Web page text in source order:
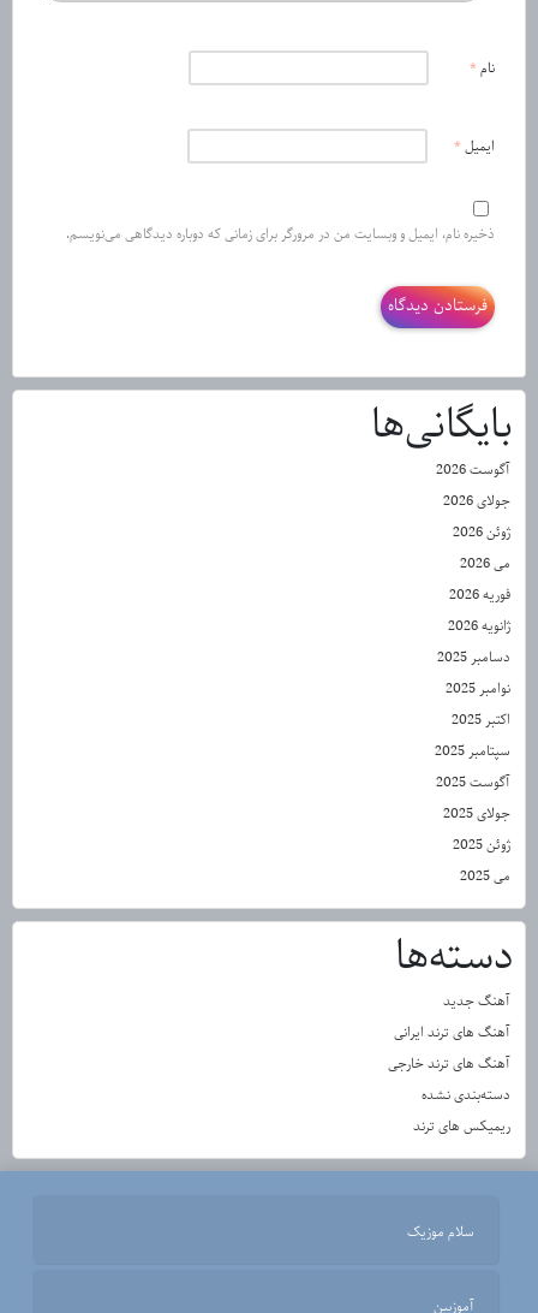
نام *
ایمیل *
ذخیره نام، ایمیل و وبسایت من در مرورگر برای زمانی که دوباره دیدگاهی می‌نویسم.
بایگانی‌ها
آگوست 2026
جولای 2026
ژوئن 2026
می 2026
فوریه 2026
ژانویه 2026
دسامبر 2025
نوامبر 2025
اکتبر 2025
سپتامبر 2025
آگوست 2025
جولای 2025
ژوئن 2025
می 2025
دسته‌ها
آهنگ جدید
آهنگ های ترند ایرانی
آهنگ های ترند خارجی
دسته‌بندی نشده
ریمیکس های ترند
سلام موزیک
آموزبین